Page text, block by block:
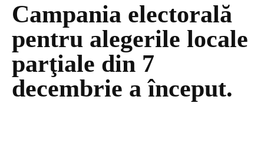
Campania electorală
pentru alegerile locale
parţiale din 7
decembrie a început.